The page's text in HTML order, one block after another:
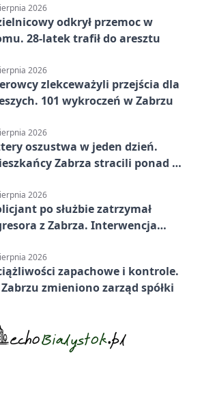
2026
odkrył przemoc w
28-latek trafił do aresztu
2026
zlekceważyli przejścia dla
101 wykroczeń w Zabrzu
2026
oszustwa w jeden dzień.
Zabrza stracili ponad 6
2026
po służbie zatrzymał
z Zabrza. Interwencja
2026
zapachowe i kontrole.
Zabrzu zmieniono zarząd spółki